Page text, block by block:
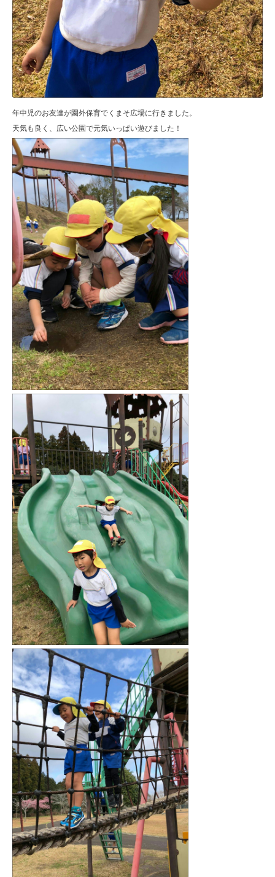
年中児のお友達が園外保育でくまそ広場に行きました。
天気も良く、広い公園で元気いっぱい遊びました！